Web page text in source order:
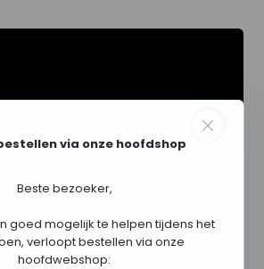
via onze hoofdshop
Beste bezoeker,
goed mogelijk te helpen tijdens het
verloopt bestellen via onze
hoofdwebshop: